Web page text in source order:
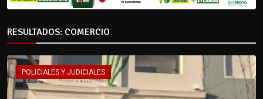
RESULTADOS: COMERCIO
POLICIALES Y JUDICIALES